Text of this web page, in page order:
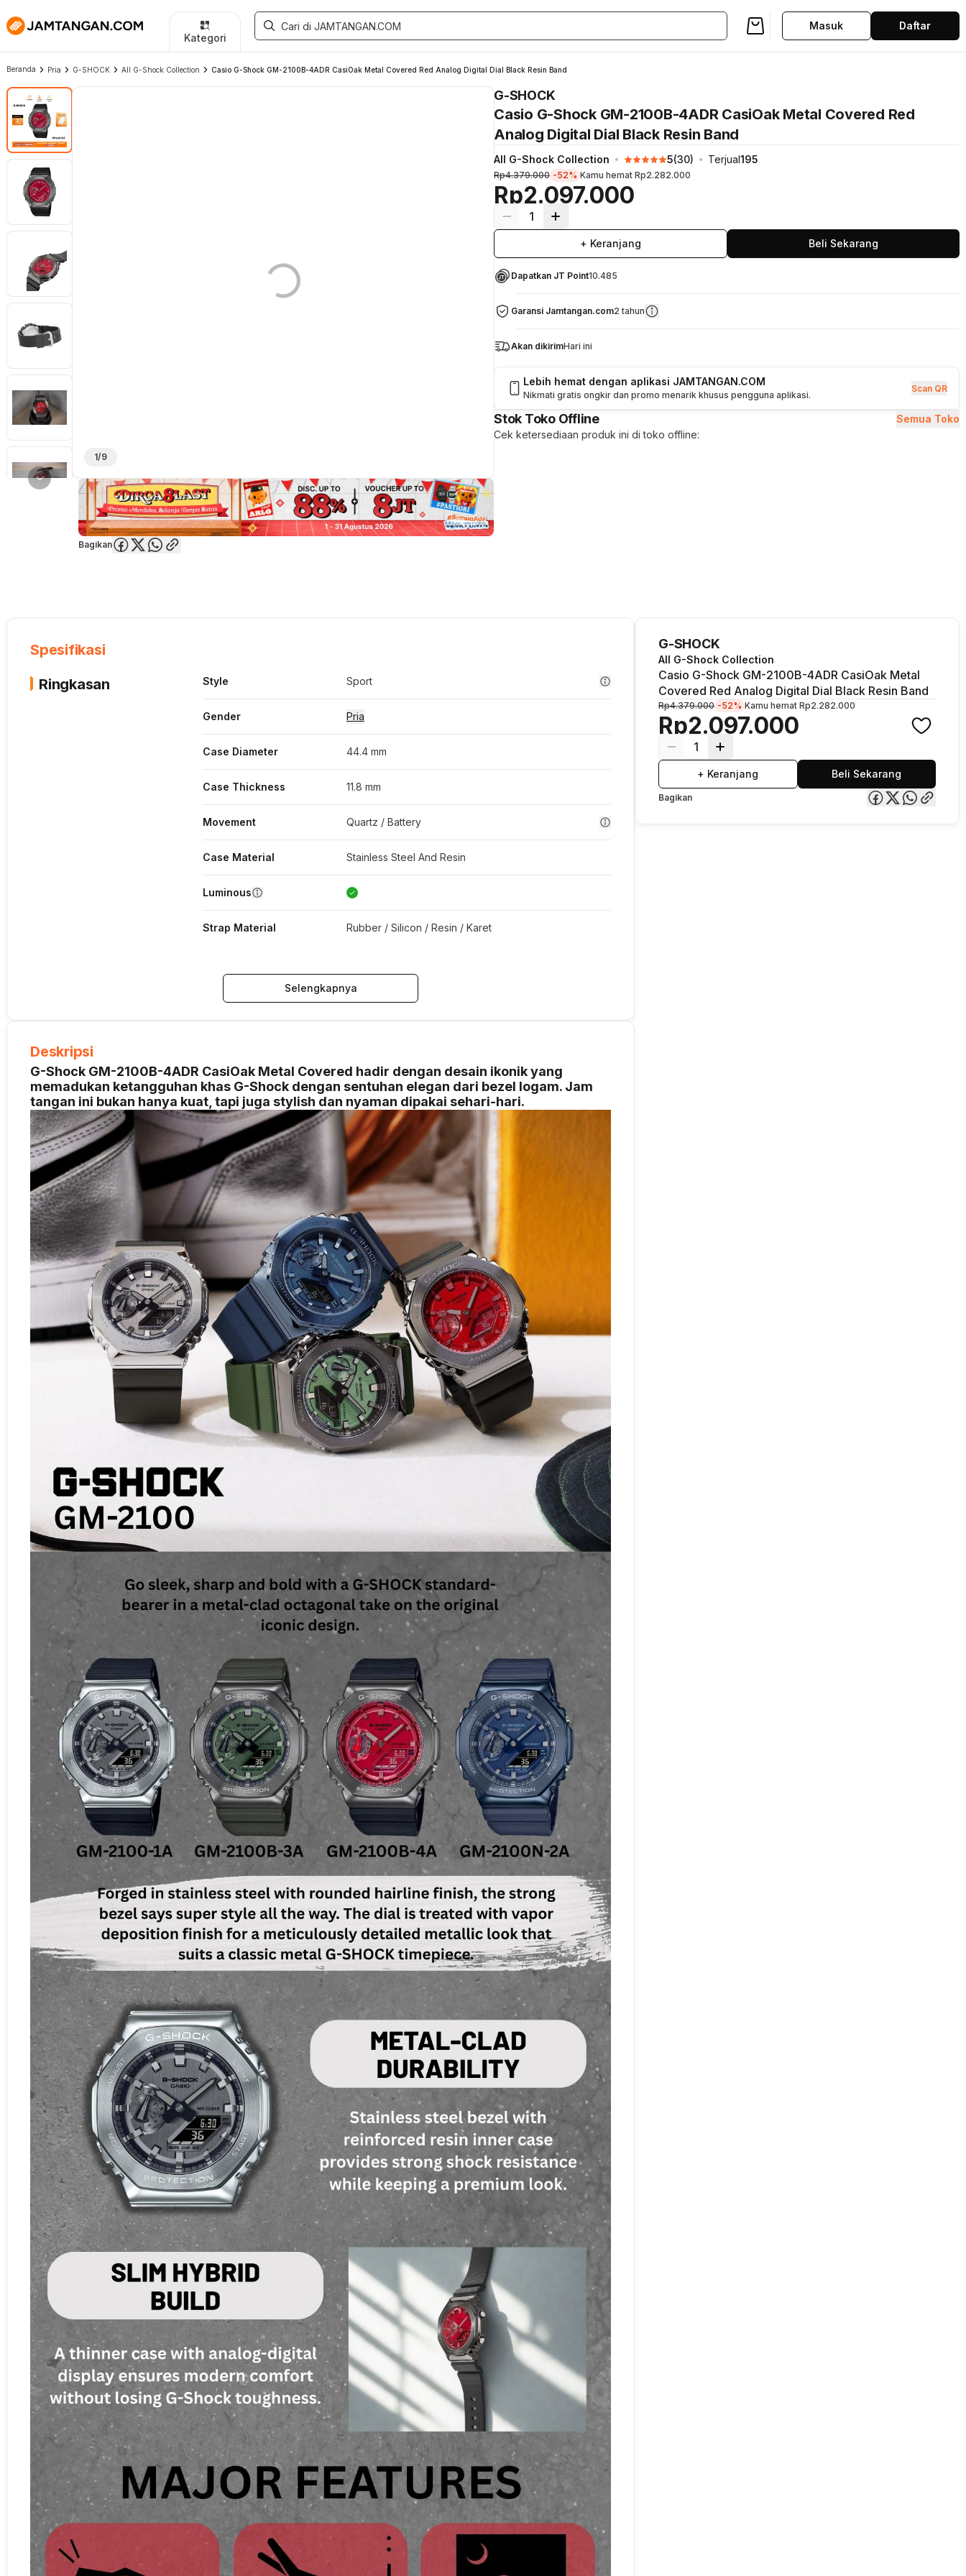
Kategori
Masuk Daftar
Beranda Pria G-SHOCK All G-Shock Collection Casio G-Shock GM-2100B-4ADR CasiOak Metal Covered Red Analog Digital Dial Black Resin Band
1/9
Bagikan
G-SHOCK
Casio G-Shock GM-2100B-4ADR CasiOak Metal Covered Red
Analog Digital Dial Black Resin Band
All G-Shock Collection 5(30) Terjual195
Rp2.097.000
Rp4.379.000 -52% Kamu hemat Rp2.282.000
1
+ Keranjang Beli Sekarang
Dapatkan JT Point10.485
Garansi Jamtangan.com2 tahun
Akan dikirimHari ini
Lebih hemat dengan aplikasi JAMTANGAN.COM
Nikmati gratis ongkir dan promo menarik khusus pengguna aplikasi.
Scan QR
Stok Toko Offline
Semua Toko
Cek ketersediaan produk ini di toko offline:
Spesifikasi
Ringkasan
Style Sport
Gender Pria
Case Diameter 44.4 mm
Case Thickness 11.8 mm
Movement Quartz / Battery
Case Material Stainless Steel And Resin
Luminous
Strap Material Rubber / Silicon / Resin / Karet
Selengkapnya
Deskripsi
G-Shock GM-2100B-4ADR CasiOak Metal Covered hadir dengan desain ikonik yang
memadukan ketangguhan khas G-Shock dengan sentuhan elegan dari bezel logam. Jam
tangan ini bukan hanya kuat, tapi juga stylish dan nyaman dipakai sehari-hari.
G-SHOCK
All G-Shock Collection
Casio G-Shock GM-2100B-4ADR CasiOak Metal
Covered Red Analog Digital Dial Black Resin Band
Rp2.097.000
Rp4.379.000 -52% Kamu hemat Rp2.282.000
1
+ Keranjang Beli Sekarang
Bagikan